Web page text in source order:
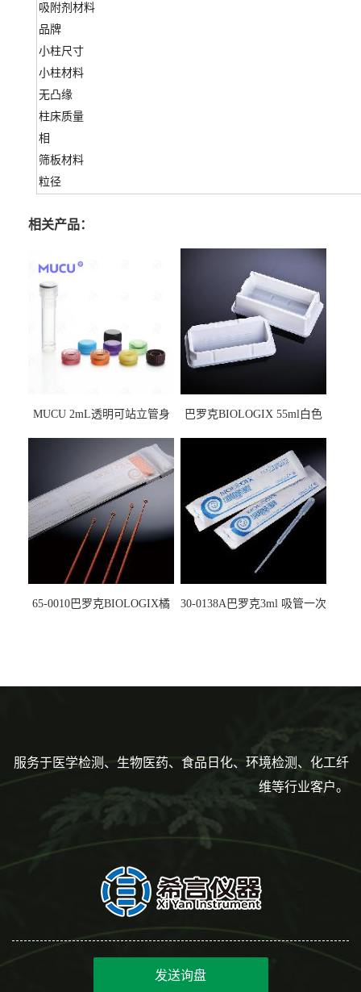
吸附剂材料
品牌
小柱尺寸
小柱材料
无凸缘
柱床质量
相
筛板材料
粒径
相关产品：
MUCU 2mL透明可站立管身
巴罗克BIOLOGIX 55ml白色
马射线灭菌25-0051
65-0010巴罗克BIOLOGIX橘
30-0138A巴罗克3ml 吸管一次
服务于医学检测、生物医药、食品日化、环境检测、化工纤
维等行业客户。
发送询盘